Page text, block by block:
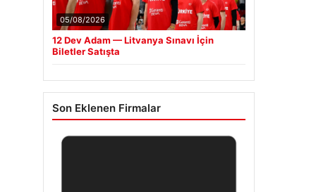
05/08/2026
12 Dev Adam — Litvanya Sınavı İçin
Biletler Satışta
Son Eklenen Firmalar